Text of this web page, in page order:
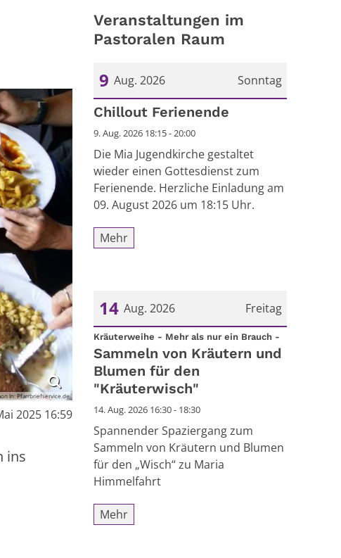
In: Pfarrbriefservice.de
2025 16:59
ins
Veranstaltungen im
Pastoralen Raum
Sonntag
9 Aug. 2026
Datum: 9. August 2026
Chillout Ferienende
9. Aug. 2026 18:15 - 20:00
Die Mia Jugendkirche gestaltet
wieder einen Gottesdienst zum
Ferienende. Herzliche Einladung am
09. August 2026 um 18:15 Uhr.
Mehr
Freitag
14 Aug. 2026
Datum: 14. August 2026
Kräuterweihe - Mehr als nur ein Brauch -
Sammeln von Kräutern und
Blumen für den
"Kräuterwisch"
14. Aug. 2026 16:30 - 18:30
Spannender Spaziergang zum
Sammeln von Kräutern und Blumen
für den „Wisch“ zu Maria
Himmelfahrt
Mehr